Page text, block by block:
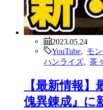
2023.05.24
YouTube
モ
ハンライズ
茶
【最新情報
傀異錬成』に